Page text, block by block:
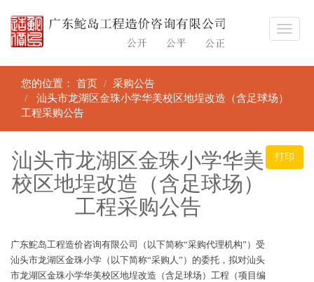
您的位置： 首页
采购公告
汕头市龙湖区金珠小学华美校区地埕改造（含足球场）
工程采购公告
打印
汕头市龙湖区金珠小学华美
校区地埕改造（含足球场）
工程采购公告
广东鮀岛工程造价咨询有限公司（以下简称“采购代理机构”）受
汕头市龙湖区金珠小学（以下简称“采购人”）的委托，拟对汕头
市龙湖区金珠小学华美校区地埕改造（含足球场）工程（项目编